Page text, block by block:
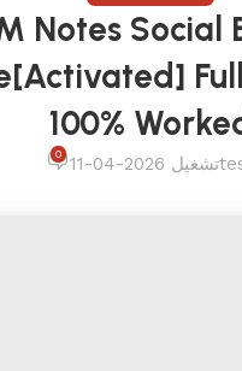
Notes Social
100%
تشغيل 2026-04-11 0